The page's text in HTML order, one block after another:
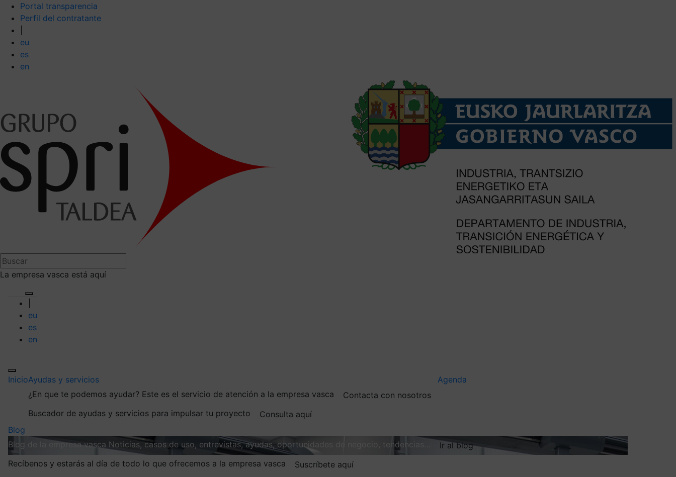
Portal transparencia
Perfil del contratante
eu
es
en
La empresa vasca está aquí
eu
es
en
InicioAyudas y servicios
¿En que te podemos ayudar? Este es el servicio de atención a la empresa vasca
Contacta con nosotros
Buscador de ayudas y servicios para impulsar tu proyecto
Consulta aquí
Agenda
Blog
Blog de la empresa vasca Noticias, casos de uso, entrevistas, ayudas, oportunidades de negocio, tendencias…
Ir al blog
Recíbenos y estarás al día de todo lo que ofrecemos a la empresa vasca
Suscríbete aquí